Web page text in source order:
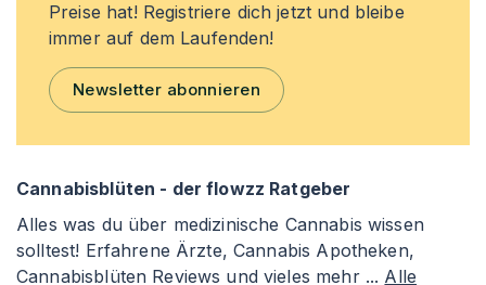
Preise hat! Registriere dich jetzt und bleibe
immer auf dem Laufenden!
Newsletter abonnieren
Cannabisblüten - der flowzz Ratgeber
Alles was du über medizinische Cannabis wissen
solltest! Erfahrene Ärzte, Cannabis Apotheken,
Cannabisblüten Reviews und vieles mehr ... Alle